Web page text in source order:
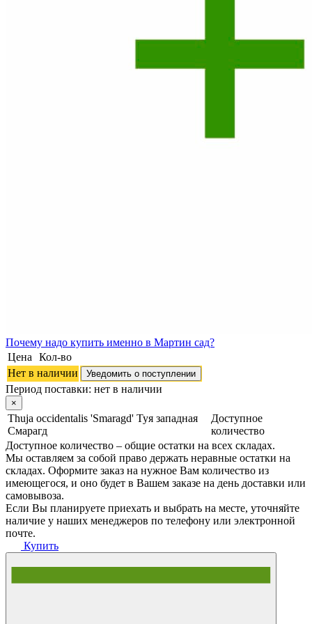
Почему надо купить именно в Мартин сад?
Цена
Кол-во
Нет в наличии
Уведомить о поступлении
Период поставки: нет в наличии
×
Thuja occidentalis 'Smaragd' Туя западная
Смарагд
Доступное
количество
Доступное количество – общие остатки на всех складах.
Мы оставляем за собой право держать неравные остатки на
складах. Оформите заказ на нужное Вам количество из
имеющегося, и оно будет в Вашем заказе на день доставки или
самовывоза.
Если Вы планируете приехать и выбрать на месте, уточняйте
наличие у наших менеджеров по телефону или электронной
почте.
Купить